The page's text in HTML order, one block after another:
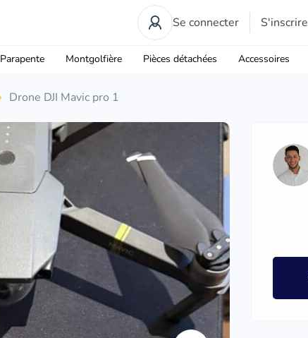
Se connecter S'inscrire
Parapente Montgolfière Pièces détachées Accessoires
Drone DJI Mavic pro 1